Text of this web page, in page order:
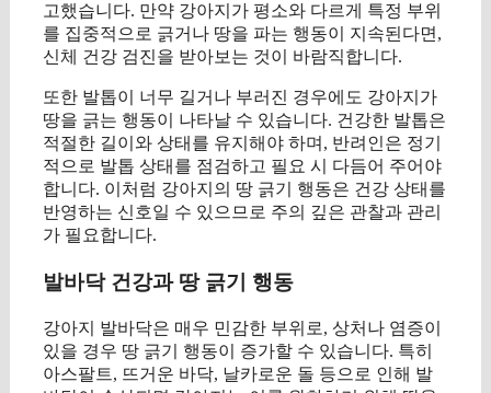
고했습니다. 만약 강아지가 평소와 다르게 특정 부위
를 집중적으로 긁거나 땅을 파는 행동이 지속된다면,
신체 건강 검진을 받아보는 것이 바람직합니다.
또한 발톱이 너무 길거나 부러진 경우에도 강아지가
땅을 긁는 행동이 나타날 수 있습니다. 건강한 발톱은
적절한 길이와 상태를 유지해야 하며, 반려인은 정기
적으로 발톱 상태를 점검하고 필요 시 다듬어 주어야
합니다. 이처럼 강아지의 땅 긁기 행동은 건강 상태를
반영하는 신호일 수 있으므로 주의 깊은 관찰과 관리
가 필요합니다.
발바닥 건강과 땅 긁기 행동
강아지 발바닥은 매우 민감한 부위로, 상처나 염증이
있을 경우 땅 긁기 행동이 증가할 수 있습니다. 특히
아스팔트, 뜨거운 바닥, 날카로운 돌 등으로 인해 발